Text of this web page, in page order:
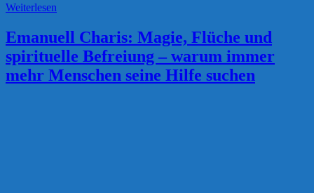
Weiterlesen
Emanuell Charis: Magie, Flüche und
spirituelle Befreiung – warum immer
mehr Menschen seine Hilfe suchen